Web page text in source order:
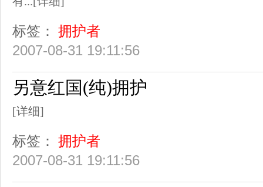
标签：
拥护者
2007-08-31 19:11:56
另意红国(纯)拥护
[详细]
标签：
拥护者
2007-08-31 19:11:56